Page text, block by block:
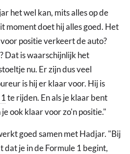
het wel kan, mits alles op de
moment doet hij alles goed. Het
positie verkeert de auto?
Dat is waarschijnlijk het
nu. Er zijn dus veel
is hij er klaar voor. Hij is
te rijden. En als je klaar bent
ook klaar voor zo'n positie."
goed samen met Hadjar. "Bij
dat je in de Formule 1 begint,